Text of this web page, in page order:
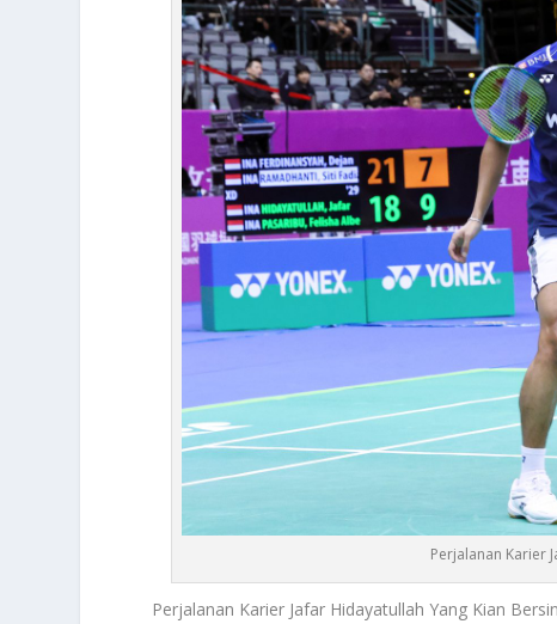
Perjalanan Karier
Perjalanan Karier Jafar Hidayatullah Yang Kian